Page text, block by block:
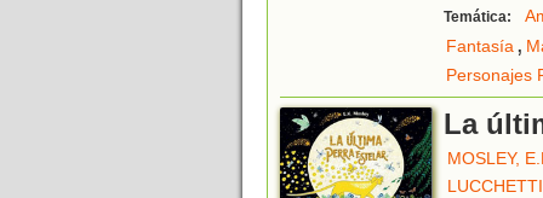
Temática:
Fantasía,
Personajes
La
MOSLEY,